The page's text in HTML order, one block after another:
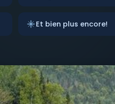
Et bien plus encore!